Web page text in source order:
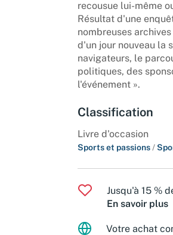
recousue lui-même
Résultat d'une
nombreuses
d'un jour nouveau la
navigateurs, le
politiques, des
l'événement ».
Classification
Livre d'occasion
Sports et passions /
Jusqu'à 15 %
En savoir plus
Votre achat